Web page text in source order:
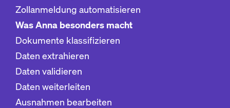
Zollanmeldung automatisieren
Was Anna besonders macht
Dokumente klassifizieren
Daten extrahieren
Daten validieren
Daten weiterleiten
Ausnahmen bearbeiten